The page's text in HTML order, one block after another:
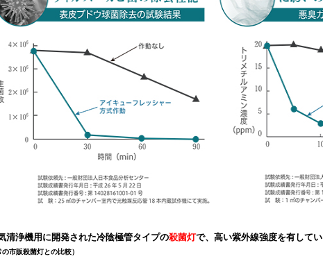
清浄機用に開発された冷陰極管タイプの殺菌灯で、高い紫外線強度を有してい
の市販殺菌灯との比較）